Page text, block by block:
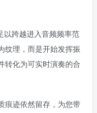
以跨越进入音频频率范
纹理，而是开始发挥振
化为可实时演奏的合
痕迹依然留存，为您带